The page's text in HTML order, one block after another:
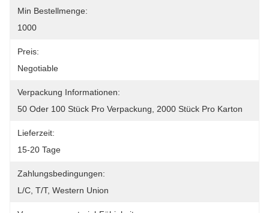
Min Bestellmenge:
1000
Preis:
Negotiable
Verpackung Informationen:
50 Oder 100 Stück Pro Verpackung, 2000 Stück Pro Karton
Lieferzeit:
15-20 Tage
Zahlungsbedingungen:
L/C, T/T, Western Union